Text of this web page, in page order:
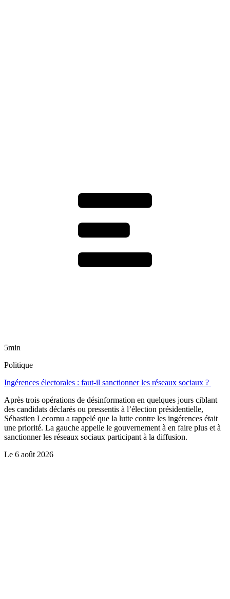
5min
Politique
Ingérences électorales : faut-il sanctionner les réseaux sociaux ?
Après trois opérations de désinformation en quelques jours ciblant
des candidats déclarés ou pressentis à l’élection présidentielle,
Sébastien Lecornu a rappelé que la lutte contre les ingérences était
une priorité. La gauche appelle le gouvernement à en faire plus et à
sanctionner les réseaux sociaux participant à la diffusion.
Le 6 août 2026